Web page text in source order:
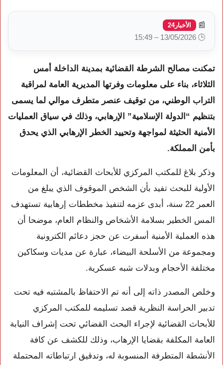
📰 الأخبار24
🕒 13/05/2026 – 15:49
تمكنت مصالح الشرطة القضائية بمدينة الداخلة أمس
الثلاثاء، بناء على معلومات وفرتها المديرية العامة لمراقبة
التراب الوطني، من توقيف عنصر متطرف موالي لما يسمى
بتنظيم “الدولة الإسلامية” الإرهابي، وذلك في سياق العمليات
الأمنية الحثيثة لمواجهة وتحييد الخطر الإرهابي الذي يحدق
بأمن المملكة.
وذكر بلاغ للمكتب المركزي للأبحاث القضائية، أن المعلومات
الأولية للبحث تفيد بأن الشخص الموقوف الذي يبلغ من
العمر 22 سنة، أبدى عزمه لتنفيذ مخططات إرهابية تستهدف
المس الخطير بسلامة الأشخاص والنظام العام، موضحا أن
هذه العملية الأمنية أسفرت عن حجز دعائم الكترونية
ومجموعة من الأسلحة البيضاء، عبارة عن مديات وسكاكين
مختلفة الأحجام وبدلات شبه عسكرية.
وخلص المصدر ذاته إلى أنه تم الاحتفاظ بالمشتبه فيه تحت
تدبير الحراسة النظرية قصد تسليمه للمكتب المركزي
للأبحاث القضائية لإجراء البحث القضائي تحت إشراف النيابة
العامة المكلفة بقضايا الإرهاب، وذلك للكشف عن كافة
الأنشطة المتطرفة المنسوبة له، وتدقيق ارتباطاته المحتملة